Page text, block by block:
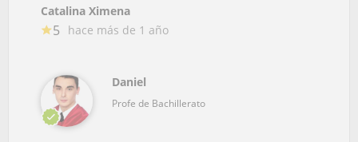
Catalina Ximena
5 hace más de 1 año
Daniel
Profe de Bachillerato